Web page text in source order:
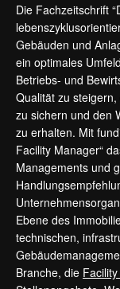
Die Fachzeitschrift
Gebäuden und
ein optimales
Betriebs- und
Qualität zu
zu sichern und den
zu erhalten. Mit
Facility Manager“
Managements und
Ebene des
technischen,
Branche, die